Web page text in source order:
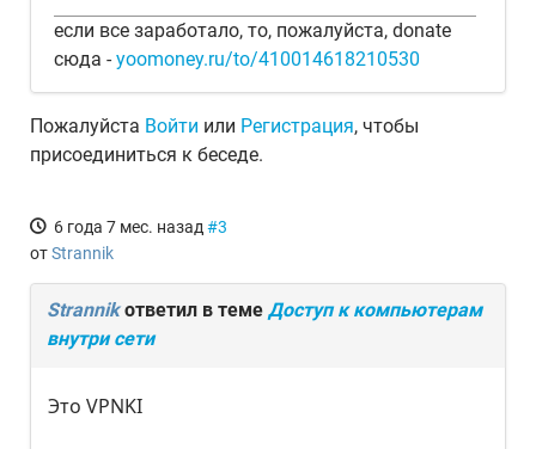
если все заработало, то, пожалуйста, donate
сюда -yoomoney.ru/to/410014618210530
Пожалуйста Войти или Регистрация, чтобы
присоединиться к беседе.
6 года 7 мес. назад #3
отStrannik
Strannikответил в теме Доступ к компьютерам
внутри сети
Это VPNKI